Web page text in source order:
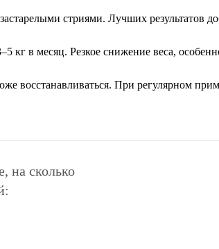
стриями. Лучших результатов
кг в месяц. Резкое снижение веса,
восстанавливаться. При регулярном
на сколько